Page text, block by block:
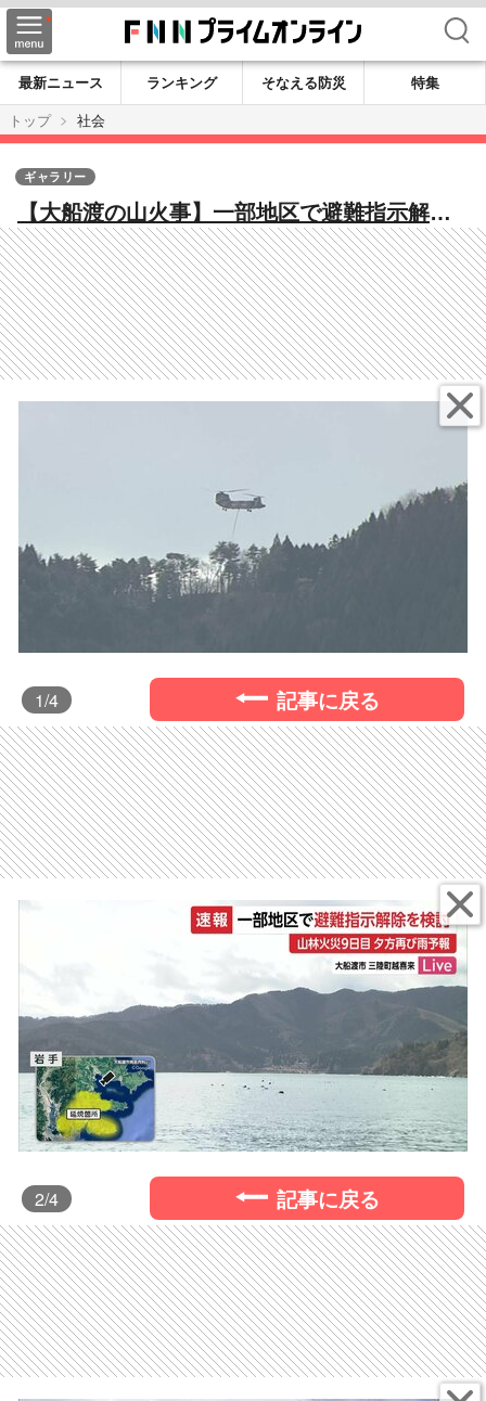
検索
最新ニュース ランキング そなえる防災
特集
トップ
社会
【大船渡の山火事】一部地区で避難指示解除
を検討…火の勢い弱まり延焼拡大確認され
ず 夕方ごろから再び雨の予報
ギャラリー
1/4 記事に戻る
2/4 記事に戻る